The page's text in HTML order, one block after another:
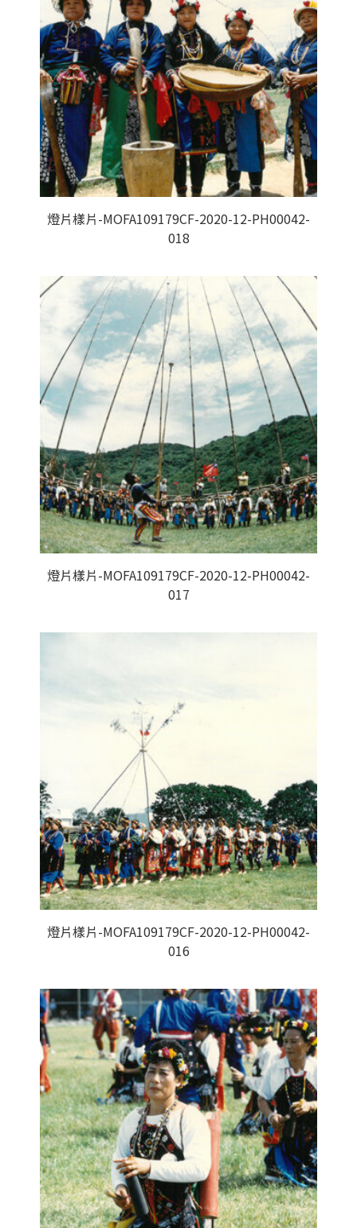
燈片樣片-MOFA109179CF-2020-12-PH00042-
018
燈片樣片-MOFA109179CF-2020-12-PH00042-
017
燈片樣片-MOFA109179CF-2020-12-PH00042-
016